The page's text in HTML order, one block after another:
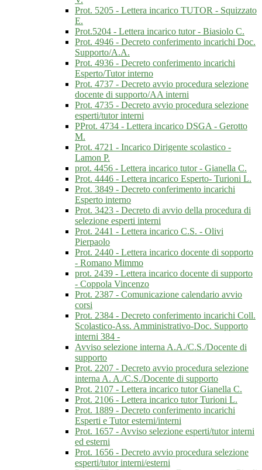
Prot. 5205 - Lettera incarico TUTOR - Squizzato
E.
Prot.5204 - Lettera incarico tutor - Biasiolo C.
Prot. 4946 - Decreto conferimento incarichi Doc.
Supporto/A.A.
Prot. 4936 - Decreto conferimento incarichi
Esperto/Tutor interno
Prot. 4737 - Decreto avvio procedura selezione
docente di supporto/AA interni
Prot. 4735 - Decreto avvio procedura selezione
esperti/tutor interni
PProt. 4734 - Lettera incarico DSGA - Gerotto
M.
Prot. 4721 - Incarico Dirigente scolastico -
Lamon P.
prot. 4456 - Lettera incarico tutor - Gianella C.
Prot. 4446 - Lettera incarico Esperto- Turioni L.
Prot. 3849 - Decreto conferimento incarichi
Esperto interno
Prot. 3423 - Decreto di avvio della procedura di
selezione esperti interni
Prot. 2441 - Lettera incarico C.S. - Olivi
Pierpaolo
Prot. 2440 - Lettera incarico docente di sopporto
- Romano Mimmo
prot. 2439 - Lettera incarico docente di supporto
- Coppola Vincenzo
Prot. 2387 - Comunicazione calendario avvio
corsi
Prot. 2384 - Decreto conferimento incarichi Coll.
Scolastico-Ass. Amministrativo-Doc. Supporto
interni 384 -
Avviso selezione interna A.A./C.S./Docente di
supporto
Prot. 2207 - Decreto avvio procedura selezione
interna A. A./C.S./Docente di supporto
Prot. 2107 - Lettera incarico tutor Gianella C.
Prot. 2106 - Lettera incarico tutor Turioni L.
Prot. 1889 - Decreto conferimento incarichi
Esperti e Tutor esterni/interni
Prot. 1657 - Avviso selezione esperti/tutor interni
ed esterni
Prot. 1656 - Decreto avvio procedura selezione
esperti/tutor interni/esterni